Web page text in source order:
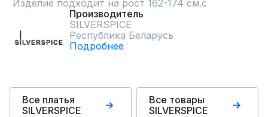
Изделие подходит на рост 162-174 см.с
Производитель
SILVERSPICE
Республика Беларусь
Подробнее
Все платья
SILVERSPICE
Все товары
SILVERSPICE